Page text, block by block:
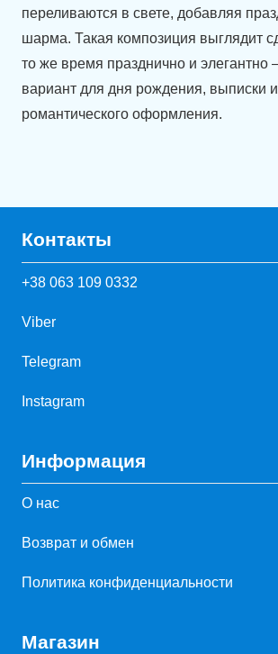
переливаются в свете, добавляя
шарма. Такая композиция выглядит
то же время празднично и
вариант для дня рождения, выписки
романтического оформления.
Контакты
+38 063 109 0332
Viber
Telegram
Instagram
Информация
О нас
Возврат и обмен
Политика конфиденциальности
Магазин